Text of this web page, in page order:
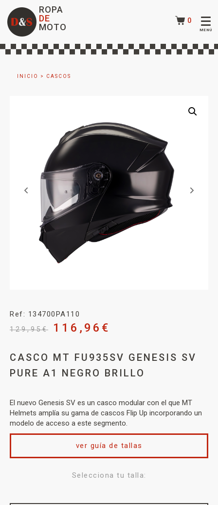
ROPA
DE
MOTO
0
INICIO > CASCOS
Ref: 134700PA110
129,95€ 116,96 €
CASCO MT FU935SV GENESIS SV
PURE A1 NEGRO BRILLO
El nuevo Genesis SV es un casco modular con el que MT
Helmets amplía su gama de cascos Flip Up incorporando un
modelo de acceso a este segmento.
Selecciona tu talla:
ver guía de tallas